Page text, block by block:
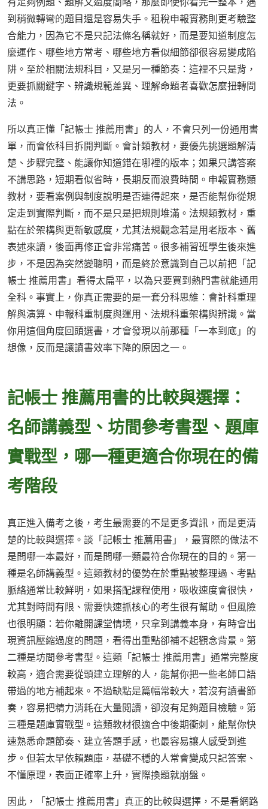
到稍微轉彎的題目還是容易失手。租稅申報實務則更考驗整
合能力，因為它不是只記法條名稱就好，而是要知道制度怎
麼運作、哪些地方常考、哪些地方看似細節卻很容易變成陷
阱。至於相關法規科目，又是另一種節奏：這裡不只是背，
更要抓關鍵字、辨識規範差異、理解命題者喜歡怎麼扭轉問
法。
所以真正懂「記帳士 推薦用書」的人，不會只列一份通用書
單，而會依科目拆開判斷。會計類教材，要優先挑選題解清
楚、步驟完整、能讓你知道錯在哪裡的版本；如果只講答案
不講思路，短期看似省時，長期反而浪費時間。申報實務類
教材，要看案例與制度說明是否連得起來，是否能幫你從規
定走到實際判斷，而不是只是把規則堆滿。法規類教材，重
點在於架構與更新敏感度，尤其法規觀念若是用老版本、舊
表述來讀，後面再修正會非常痛苦。很多補習班學生後來進
步，不是因為突然變聰明，而是終於意識到自己以前把「記
帳士 推薦用書」看得太扁平，以為只要買到熱門書就能通用
全科。事實上，你真正需要的是一套分科思維：會計科重理
解與演算、申報科重制度與運用、法規科重架構與辨識。當
你用這個角度回頭選書，才會發現以前那種「一本到底」的
想像，反而是讓讀書效率下降的原因之一。
記帳士 推薦用書的比較與選擇：
名師講義型、坊間參考書型、題庫
實戰型，哪一種更適合你現在的備
考階段
真正進入備考之後，考生最需要的不是更多資訊，而是更清
楚的比較與選擇。談「記帳士 推薦用書」，最實際的做法不
是問哪一本最好，而是問哪一類最符合你現在的目的。第一
種是名師講義型。這類教材的優勢在於重點被整理過、考點
脈絡通常比較鮮明，如果搭配課程使用，吸收速度會很快，
尤其對時間有限、需要快速抓核心的考生很有幫助。但風險
也很明顯：若你離開課堂情境，只拿到講義本身，有時會出
現資訊壓縮過度的問題，看得出重點卻補不起觀念背景。第
二種是坊間參考書型。這類「記帳士 推薦用書」通常完整度
較高，適合需要從頭建立理解的人，能幫你把一些老師口語
帶過的地方補起來。不過缺點是篇幅常較大，若沒有讀書節
奏，容易把精力消耗在大量閱讀，卻沒有足夠題目檢驗。第
三種是題庫實戰型。這類教材很適合中後期衝刺，能幫你快
速熟悉命題節奏、建立答題手感，也最容易讓人感受到進
步。但若太早依賴題庫，基礎不穩的人常會變成只記答案、
不懂原理，表面正確率上升，實際換題就崩盤。
因此，「記帳士 推薦用書」真正的比較與選擇，不是看網路